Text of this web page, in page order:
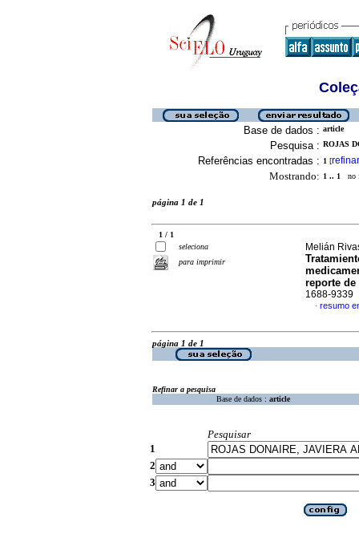
Base de dados : article
Pesquisa : ROJAS
Referências encontradas : 1 [refinar
Mostrando: 1 .. 1 no
página 1 de 1
1 / 1
seleciona
para imprimir
Melián
reporte de
1688-9339
· resumo
página 1 de 1
Refinar a pesquisa
Base de dados : article
Pesquisar
1
2
3